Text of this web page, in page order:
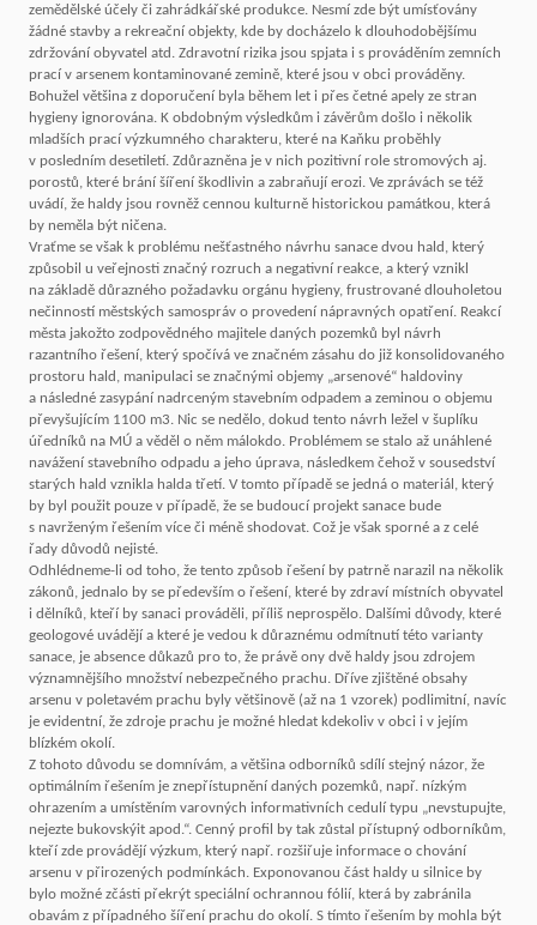
zemědělské účely či zahrádkářské produkce. Nesmí zde být umísťovány
žádné stavby a rekreační objekty, kde by docházelo k dlouhodobějšímu
zdržování obyvatel atd. Zdravotní rizika jsou spjata i s prováděním zemních
prací v arsenem kontaminované zemině, které jsou v obci prováděny.
Bohužel většina z doporučení byla během let i přes četné apely ze stran
hygieny ignorována. K obdobným výsledkům i závěrům došlo i několik
mladších prací výzkumného charakteru, které na Kaňku proběhly
v posledním desetiletí. Zdůrazněna je v nich pozitivní role stromových aj.
porostů, které brání šíření škodlivin a zabraňují erozi. Ve zprávách se též
uvádí, že haldy jsou rovněž cennou kulturně historickou památkou, která
by neměla být ničena.
Vraťme se však k problému nešťastného návrhu sanace dvou hald, který
způsobil u veřejnosti značný rozruch a negativní reakce, a který vznikl
na základě důrazného požadavku orgánu hygieny, frustrované dlouholetou
nečinností městských samospráv o provedení nápravných opatření. Reakcí
města jakožto zodpovědného majitele daných pozemků byl návrh
razantního řešení, který spočívá ve značném zásahu do již konsolidovaného
prostoru hald, manipulaci se značnými objemy „arsenové“ haldoviny
a následné zasypání nadrceným stavebním odpadem a zeminou o objemu
převyšujícím 1100 m3. Nic se nedělo, dokud tento návrh ležel v šuplíku
úředníků na MÚ a věděl o něm málokdo. Problémem se stalo až unáhlené
navážení stavebního odpadu a jeho úprava, následkem čehož v sousedství
starých hald vznikla halda třetí. V tomto případě se jedná o materiál, který
by byl použit pouze v případě, že se budoucí projekt sanace bude
s navrženým řešením více či méně shodovat. Což je však sporné a z celé
řady důvodů nejisté.
Odhlédneme-li od toho, že tento způsob řešení by patrně narazil na několik
zákonů, jednalo by se především o řešení, které by zdraví místních obyvatel
i dělníků, kteří by sanaci prováděli, příliš neprospělo. Dalšími důvody, které
geologové uvádějí a které je vedou k důraznému odmítnutí této varianty
sanace, je absence důkazů pro to, že právě ony dvě haldy jsou zdrojem
významnějšího množství nebezpečného prachu. Dříve zjištěné obsahy
arsenu v poletavém prachu byly většinově (až na 1 vzorek) podlimitní, navíc
je evidentní, že zdroje prachu je možné hledat kdekoliv v obci i v jejím
blízkém okolí.
Z tohoto důvodu se domnívám, a většina odborníků sdílí stejný názor, že
optimálním řešením je znepřístupnění daných pozemků, např. nízkým
ohrazením a umístěním varovných informativních cedulí typu „nevstupujte,
nejezte bukovskýit apod.“. Cenný profil by tak zůstal přístupný odborníkům,
kteří zde provádějí výzkum, který např. rozšiřuje informace o chování
arsenu v přirozených podmínkách. Exponovanou část haldy u silnice by
bylo možné zčásti překrýt speciální ochrannou fólií, která by zabránila
obavám z případného šíření prachu do okolí. S tímto řešením by mohla být